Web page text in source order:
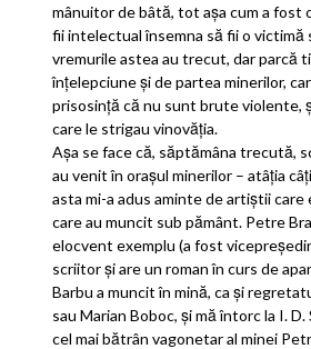
mânuitor de bâtă, tot aşa cum a fost
fii intelectual însemna să fii o victimă
vremurile astea au trecut, dar parcă
înţelepciune şi de partea minerilor,
prisosinţă că nu sunt brute violente,
care le strigau vinovăţia.
Aşa se face că, săptămâna trecută,
au venit în oraşul minerilor – atâţia
asta mi-a adus aminte de artiştii
care au muncit sub pământ. Petre
elocvent exemplu (a fost
scriitor şi are un roman în curs de
Barbu a muncit în mină, ca şi
sau Marian Boboc, şi mă întorc la I.
cel mai bătrân vagonetar al minei